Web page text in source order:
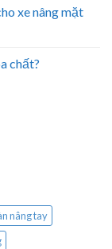
xe nâng mặt
chất?
nâng tay